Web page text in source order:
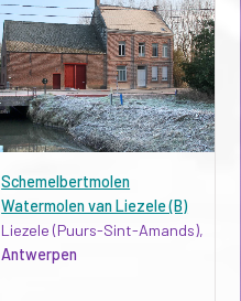
Schemelbertmolen
Watermolen van Liezele (B)
Liezele (Puurs-Sint-Amands),
Antwerpen